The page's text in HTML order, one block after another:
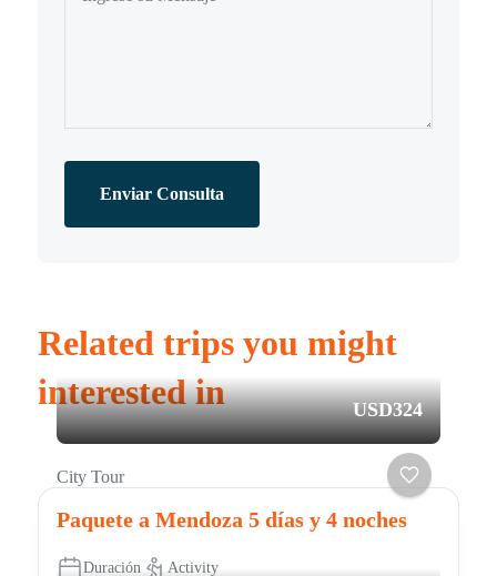
Enviar Consulta
Related trips you might
interested in
USD324
City Tour
Paquete a Mendoza 5 días y 4 noches
Duración Activity